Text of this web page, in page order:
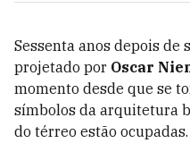
Sessenta anos depois de
projetado por Oscar
momento desde que se
símbolos da arquitetura
do térreo estão ocupadas.